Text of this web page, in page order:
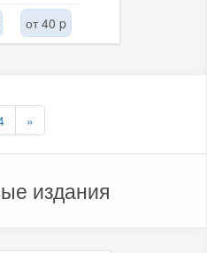
от 40 p
»
издания